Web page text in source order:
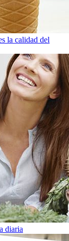
la calidad del
diaria